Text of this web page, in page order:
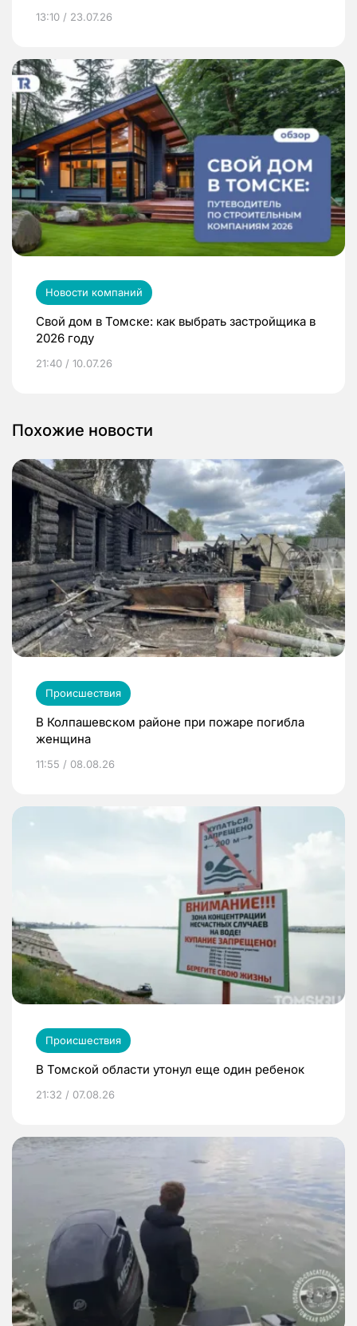
13:10 / 23.07.26
Новости компаний
Свой дом в Томске: как выбрать застройщика в
2026 году
21:40 / 10.07.26
Похожие новости
Происшествия
В Колпашевском районе при пожаре погибла
женщина
11:55 / 08.08.26
Происшествия
В Томской области утонул еще один ребенок
21:32 / 07.08.26